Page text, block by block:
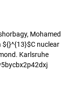
Mohamed
nuclear
Karlsruhe